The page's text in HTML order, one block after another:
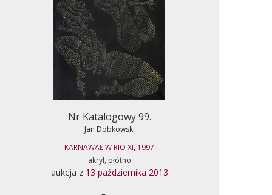
Nr Katalogowy 99.
Jan Dobkowski
KARNAWAŁ W RIO XI, 1997
akryl, płótno
aukcja z 13 października 2013